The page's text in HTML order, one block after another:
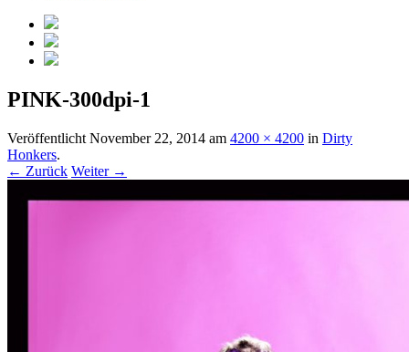
PINK-300dpi-1
Veröffentlicht November 22, 2014 am 4200 × 4200 in Dirty
Honkers.
← Zurück Weiter →